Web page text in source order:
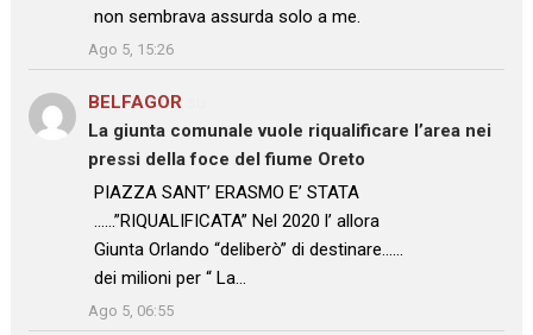
non sembrava assurda solo a me.
”
Ago 5, 15:26
BELFAGOR
La giunta comunale vuole riqualificare l’area nei
pressi della foce del fiume Oreto
: “PIAZZA SANT’ ERASMO E’ STATA
……”RIQUALIFICATA” Nel 2020 l’ allora
Giunta Orlando “deliberò” di destinare……
dei milioni per “ La…
”
Ago 5, 06:55